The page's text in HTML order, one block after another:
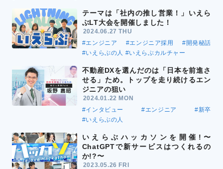
テーマは「社内の推し営業！」いえら
ぶLT大会を開催しました！
2024.06.27 THU
#エンジニア
#エンジニア採用
#開発秘話
#いえらぶの人 #いえらぶカルチャー
不動産DXを選んだのは「日本を前進さ
せる」ため。トップを走り続けるエン
ジニアの狙い
2024.01.22 MON
#インタビュー
#エンジニア
#新卒
#いえらぶの人
いえらぶハッカソンを開催!〜
ChatGPTで新サービスはつくれるの
か!?〜
2023.05.26 FRI